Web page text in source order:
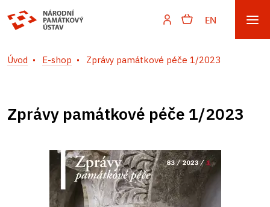
EN
Úvod E-shop Zprávy památkové péče 1/2023
Zprávy památkové péče 1/2023